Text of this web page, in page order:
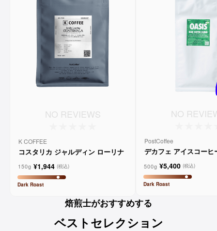
NO REVIEWS
K COFFEE
コスタリカ ジャルディン ローリナ
150g ¥1,944 (税込)
Dark Roast
NO
PostCoffee
デカフェ アイスコーヒ
500g ¥5,400 (税込)
Dark Roast
焙煎士がおすすめする
ベストセレクション